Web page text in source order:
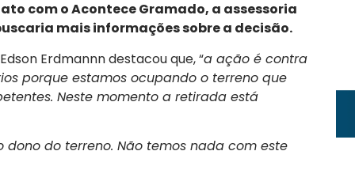
com o Acontece Gramado, a assessoria
mais informações sobre a decisão.
Erdmannn destacou que, “a ação é contra
porque estamos ocupando o terreno que
Neste momento a retirada está
dono do terreno. Não temos nada com este